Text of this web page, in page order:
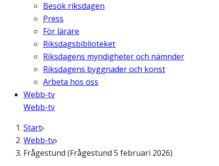
Besök riksdagen
Press
För lärare
Riksdagsbiblioteket
Riksdagens myndigheter och nämnder
Riksdagens byggnader och konst
Arbeta hos oss
Webb-tv
Webb-tv
Start
Webb-tv
Frågestund (Frågestund 5 februari 2026)